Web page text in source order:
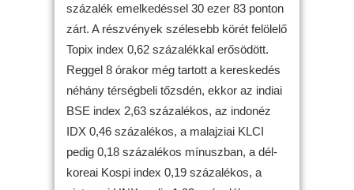
százalék emelkedéssel 30 ezer 83 ponton
zárt. A részvények szélesebb körét felölelő
Topix index 0,62 százalékkal erősödött.
Reggel 8 órakor még tartott a kereskedés
néhány térségbeli tőzsdén, ekkor az indiai
BSE index 2,63 százalékos, az indonéz
IDX 0,46 százalékos, a malajziai KLCI
pedig 0,18 százalékos mínuszban, a dél-
koreai Kospi index 0,19 százalékos, a